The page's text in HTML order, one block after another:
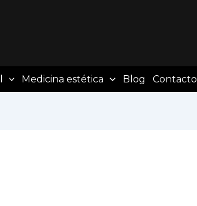
Medicina estética Blog Contacto